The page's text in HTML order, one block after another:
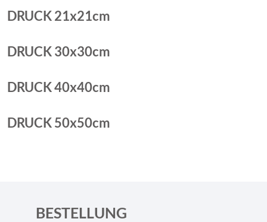
DRUCK 21x21cm
DRUCK 30x30cm
DRUCK 40x40cm
DRUCK 50x50cm
BESTELLUNG